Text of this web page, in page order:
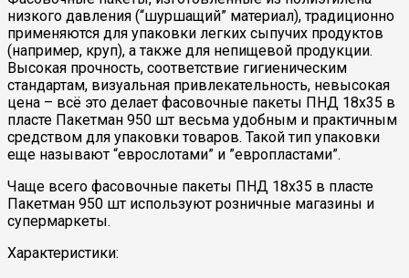
низкого давления (“шуршащий” материал), традиционно
применяются для упаковки легких сыпучих продуктов
(например, круп), а также для непищевой продукции.
Высокая прочность, соответствие гигиеническим
стандартам, визуальная привлекательность, невысокая
цена – всё это делает фасовочные пакеты ПНД 18х35 в
пласте Пакетман 950 шт весьма удобным и практичным
средством для упаковки товаров. Такой тип упаковки
еще называют “еврослотами” и ”европластами”.
Чаще всего фасовочные пакеты ПНД 18х35 в пласте
Пакетман 950 шт используют розничные магазины и
супермаркеты.
Характеристики: